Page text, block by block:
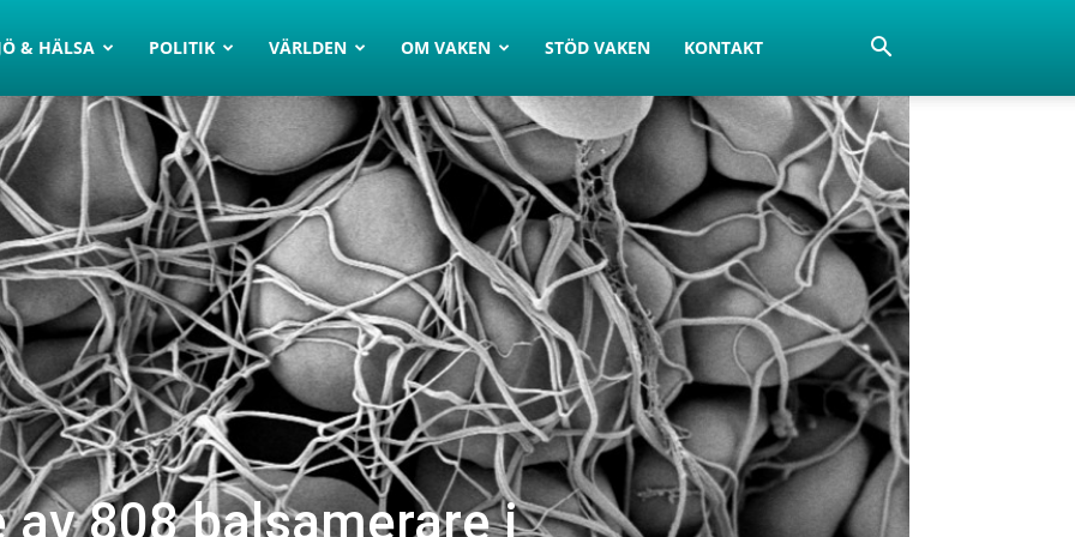
& HÄLSA POLITIK VÄRLDEN OM VAKEN STÖD VAKEN KONTAKT
808 balsamerare i